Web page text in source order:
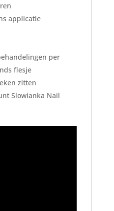
applicatie
per
flesje
zitten
Slowianka Nail